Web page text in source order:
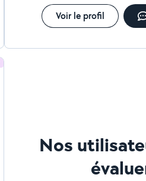
Voir le profil
Nos